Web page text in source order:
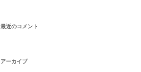
最近のコメント
アーカイブ